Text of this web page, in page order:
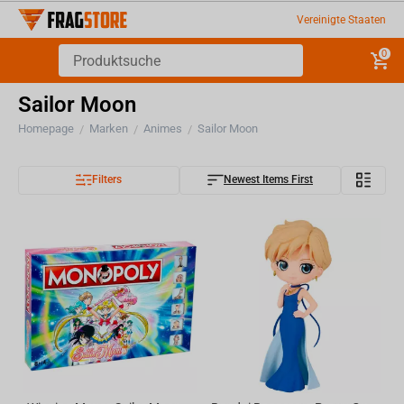
Vereinigte Staaten
0
Sailor Moon
Homepage / Marken / Animes / Sailor Moon
Filters Newest Items First